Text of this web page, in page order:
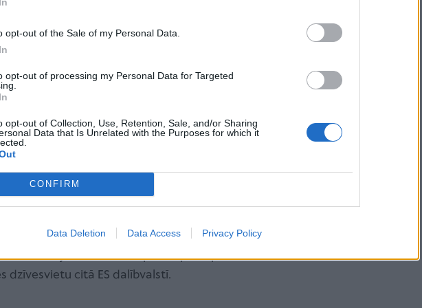
opt-out of the Sale of my Personal Data.
opt-out of processing my Personal Data for Targeted
opt-out of Collection, Use, Retention, Sale, and/or Sharing
Data that Is Unrelated with the Purposes for which it
CONFIRM
Data Deletion Data Access Privacy Policy
notārs iekļauj Fizisko personu reģistrā.
ekonomisku un sociālu aizsardzību. Partnerību
atvieglojumus savstarpēju dāvinājumu un
otra partnera ārstniecību, ja viņš pats nebūs
otras personas nāves gadījumā.
līdzvērtīgu aizsardzību citās Eiropas
realizējot vienu no ES pamatprincipiem –
dzīvesvietu citā ES dalībvalstī.